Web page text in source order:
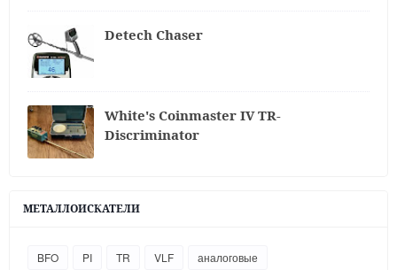
Detech Chaser
White's Coinmaster IV TR-
Discriminator
МЕТАЛЛОИСКАТЕЛИ
BFO PI TR VLF
аналоговые